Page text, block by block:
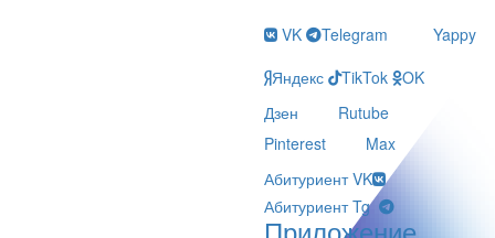
VK Telegram
Yappy
Яндекс
TikTok
OK
Дзен
Rutube
Pinterest
Max
Абитуриент VK
Абитуриент Tg